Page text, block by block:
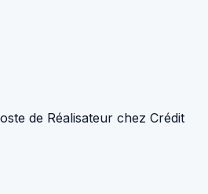
de Réalisateur chez Crédit